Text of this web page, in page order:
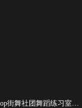
Premiere模板-Hip Hop街舞社团舞蹈练习室短视频宣传片模板